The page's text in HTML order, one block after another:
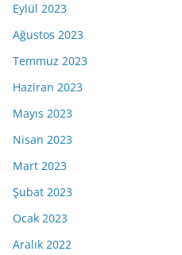
Eylül 2023
Ağustos 2023
Temmuz 2023
Haziran 2023
Mayıs 2023
Nisan 2023
Mart 2023
Şubat 2023
Ocak 2023
Aralık 2022